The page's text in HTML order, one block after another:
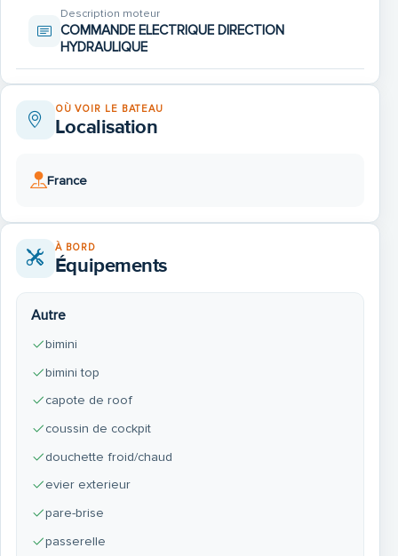
- Antifouling : Réalisé en 2025
- Bateau toujours entretenu par des professionnels
- Aucune réparation majeure nécessaire
Description moteur
COMMANDE ELECTRIQUE DIRECTION
HYDRAULIQUE
OÙ VOIR LE BATEAU
Localisation
France
À BORD
Équipements
Autre
bimini
bimini top
capote de roof
coussin de cockpit
douchette froid/chaud
evier exterieur
pare-brise
passerelle